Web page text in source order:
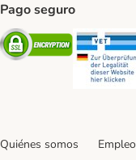
Pago seguro
Security
Quiénes somos Empleo